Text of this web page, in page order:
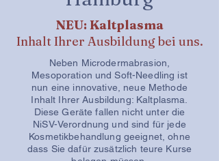
NEU: Kaltplasma
Inhalt Ihrer Ausbildung bei uns.
Neben Microdermabrasion,
Mesoporation und Soft-Needling ist
nun eine innovative, neue Methode
Inhalt Ihrer Ausbildung: Kaltplasma.
Diese Geräte fallen nicht unter die
NiSV-Verordnung und sind für jede
Kosmetikbehandlung geeignet, ohne
dass Sie dafür zusätzlich teure Kurse